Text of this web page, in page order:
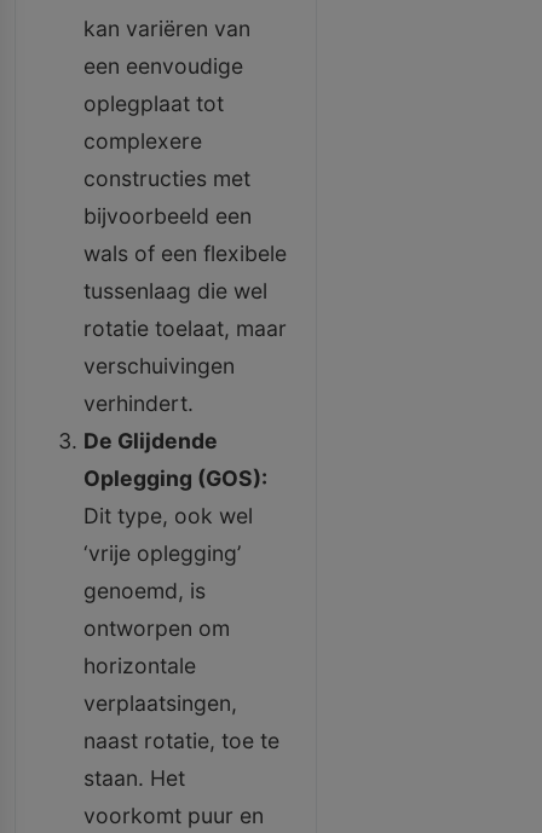
kan variëren van
een eenvoudige
oplegplaat tot
complexere
constructies met
bijvoorbeeld een
wals of een flexibele
tussenlaag die wel
rotatie toelaat, maar
verschuivingen
verhindert.
De Glijdende
Oplegging (GOS):
Dit type, ook wel
‘vrije oplegging’
genoemd, is
ontworpen om
horizontale
verplaatsingen,
naast rotatie, toe te
staan. Het
voorkomt puur en